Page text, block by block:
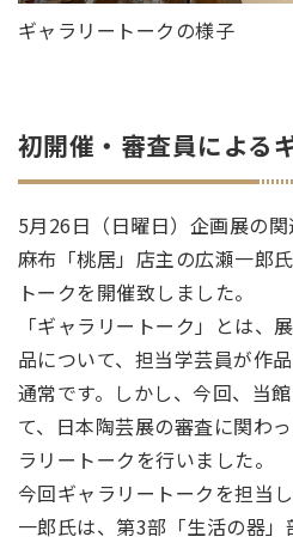
ギャラリートークの様子
初開催・審査員による
5月26日（日曜日）企画展の
麻布「桃居」店主の広瀬一郎
トークを開催致しました。
「ギャラリートーク」とは、
品について、担当学芸員が作
通常です。しかし、今回、当
て、日本陶芸展の審査に関わ
ラリートークを行いました。
今回ギャラリートークを担当
一郎氏は、第3部「生活の器